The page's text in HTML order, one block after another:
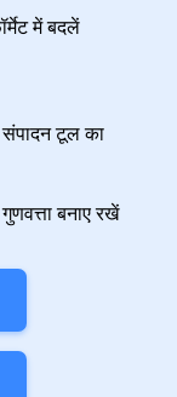
में बदलें
संपादन टूल का
बनाए रखें